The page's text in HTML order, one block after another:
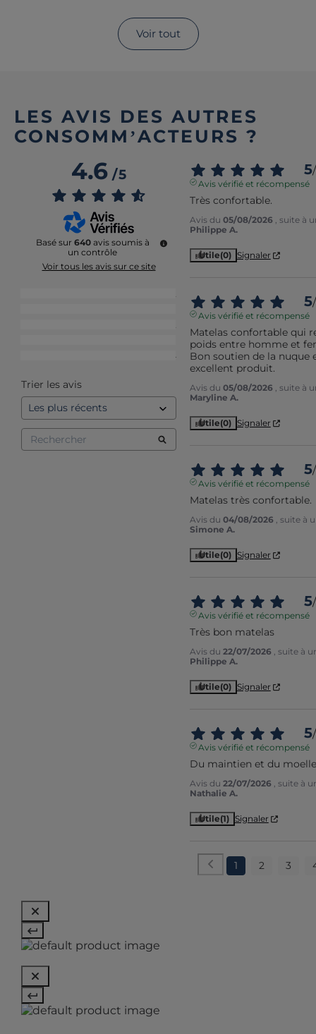
Voir tout
LES AVIS DES AUTRES
CONSOMM’ACTEURS ?
4.6/5
Basé sur 640 avis soumis à
un contrôle
Voir tous les avis sur ce site
14
Trier les avis
5/
Avis vérifié et récompensé
Très confortable.
Avis du 05/08/2026 , suite à
Philippe A.
Utile(0) Signaler
5/
Avis vérifié et récompensé
Matelas confortable qui
poids entre homme et
Bon soutien de la nuque
excellent produit.
Avis du 05/08/2026 , suite à
Maryline A.
Utile(0) Signaler
5/
Avis vérifié et récompensé
Matelas très confortable.
Avis du 04/08/2026 , suite à
Simone A.
Utile(0) Signaler
5/
Avis vérifié et récompensé
Très bon matelas
Avis du 22/07/2026 , suite à
Philippe A.
Utile(0) Signaler
5/
Avis vérifié et récompensé
Du maintien et du
Avis du 22/07/2026 , suite à
Nathalie A.
Utile(1) Signaler
1 2 3